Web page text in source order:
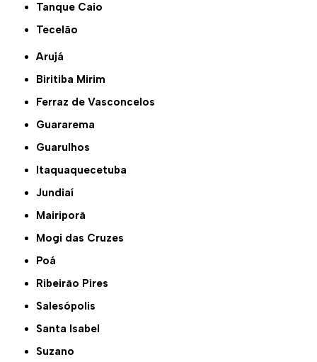
Tanque Caio
Tecelão
Arujá
Biritiba Mirim
Ferraz de Vasconcelos
Guararema
Guarulhos
Itaquaquecetuba
Jundiaí
Mairiporã
Mogi das Cruzes
Poá
Ribeirão Pires
Salesópolis
Santa Isabel
Suzano